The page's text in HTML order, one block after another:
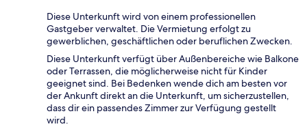
Diese Unterkunft wird von einem professionellen
Gastgeber verwaltet. Die Vermietung erfolgt zu
gewerblichen, geschäftlichen oder beruflichen Zwecken.
Diese Unterkunft verfügt über Außenbereiche wie Balkone
oder Terrassen, die möglicherweise nicht für Kinder
geeignet sind. Bei Bedenken wende dich am besten vor
der Ankunft direkt an die Unterkunft, um sicherzustellen,
dass dir ein passendes Zimmer zur Verfügung gestellt
wird.